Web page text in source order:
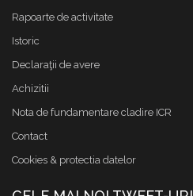
Rapoarte de activitate
Istoric
Declaraţii de avere
Achizitii
Nota de fundamentare cladire ICR
Contact
Cookies & protectia datelor